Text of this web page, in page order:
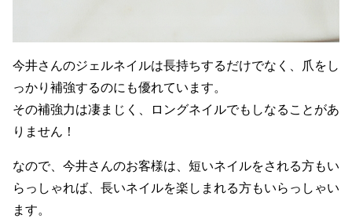
今井さんのジェルネイルは長持ちするだけでなく、爪をし
っかり補強するのにも優れています。
その補強力は凄まじく、ロングネイルでもしなることがあ
りません！
なので、今井さんのお客様は、短いネイルをされる方もい
らっしゃれば、長いネイルを楽しまれる方もいらっしゃい
ます。